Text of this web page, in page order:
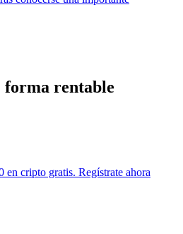
rentable
en cripto gratis. Regístrate ahora